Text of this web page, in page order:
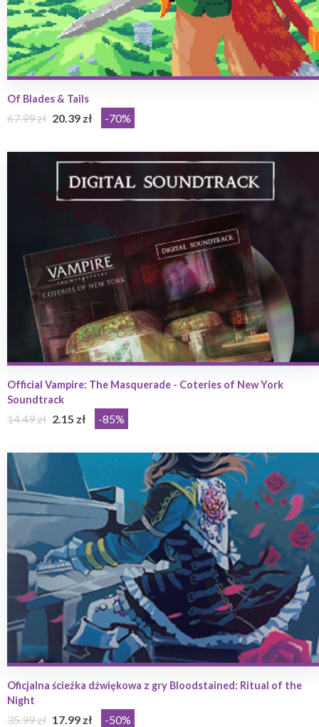
Of Blades & Tails
67.99 zł 20.39 zł -70%
Official Vampire: The Masquerade - Coteries of New York
Soundtrack
14.49 zł 2.15 zł -85%
Oficjalna ścieżka dźwiękowa z gry Bloodstained: Ritual of the
Night
35.99 zł 17.99 zł -50%